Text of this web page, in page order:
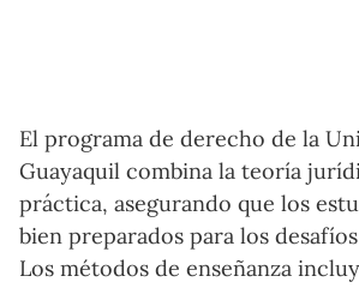
El programa de derecho de la
Guayaquil combina la teoría
práctica, asegurando que los
bien preparados para los
Los métodos de enseñanza